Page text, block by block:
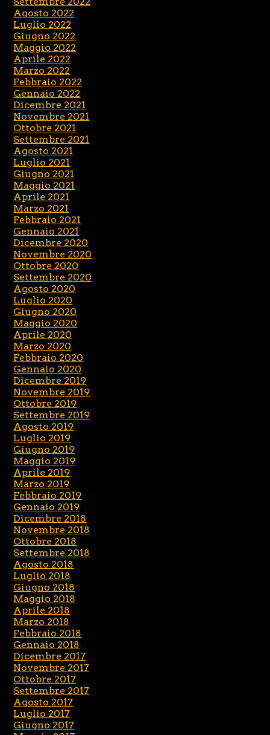
Agosto 2022
Luglio 2022
Giugno 2022
Maggio 2022
Aprile 2022
Marzo 2022
Febbraio 2022
Gennaio 2022
Dicembre 2021
Novembre 2021
Ottobre 2021
Settembre 2021
Agosto 2021
Luglio 2021
Giugno 2021
Maggio 2021
Aprile 2021
Marzo 2021
Febbraio 2021
Gennaio 2021
Dicembre 2020
Novembre 2020
Ottobre 2020
Settembre 2020
Agosto 2020
Luglio 2020
Giugno 2020
Maggio 2020
Aprile 2020
Marzo 2020
Febbraio 2020
Gennaio 2020
Dicembre 2019
Novembre 2019
Ottobre 2019
Settembre 2019
Agosto 2019
Luglio 2019
Giugno 2019
Maggio 2019
Aprile 2019
Marzo 2019
Febbraio 2019
Gennaio 2019
Dicembre 2018
Novembre 2018
Ottobre 2018
Settembre 2018
Agosto 2018
Luglio 2018
Giugno 2018
Maggio 2018
Aprile 2018
Marzo 2018
Febbraio 2018
Gennaio 2018
Dicembre 2017
Novembre 2017
Ottobre 2017
Settembre 2017
Agosto 2017
Luglio 2017
Giugno 2017